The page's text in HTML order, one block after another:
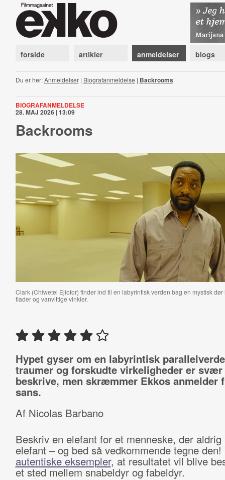
forside artikler anmeldelser blogs
Du er her:Anmeldelser| Biografanmeldelse | Backrooms
BIOGRAFANMELDELSE
28. MAJ 2026 | 13:09
Backrooms
Clark (Chiwetel Ejiofor) finder ind til en labyrintisk verden bag en mystisk
flader og vanvittige vinkler.
Hypet gyser om en labyrintisk
traumer og forskudte virkeligheder er svær
beskrive, men skræmmer Ekkos anmelder
sans.
Af Nicolas Barbano
Beskriv en elefant for et menneske, der aldrig
elefant – og bed så vedkommende tegne
autentiske eksempler, at resultatet vil blive
et sted mellem snabeldyr og fabeldyr.